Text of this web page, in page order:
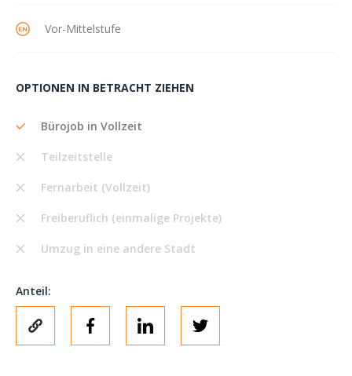
Vor-Mittelstufe
OPTIONEN IN BETRACHT ZIEHEN
Bürojob in Vollzeit
Teilzeitstelle
Fernarbeit (Vollzeit)
Freiberuflich (einmalige Projekte)
Umzug in eine andere Stadt
Anteil: